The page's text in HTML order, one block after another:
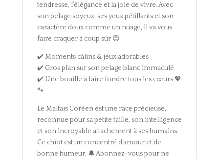
tendresse, l’élégance et la joie de vivre. Avec
son pelage soyeux, ses yeux pétillants et son
caractère doux comme un nuage, il va vous
faire craquer à coup sûr 😍
✔️ Moments câlins & jeux adorables
✔️ Gros plan sur son pelage blanc immaculé
✔️ Une bouille à faire fondre tous les cœurs 💖
🐾
Le Maltais Coréen est une race précieuse,
reconnue pour sa petite taille, son intelligence
et son incroyable attachement à ses humains.
Ce chiot est un concentré d’amour et de
bonne humeur. 🔔 Abonnez-vous pour ne